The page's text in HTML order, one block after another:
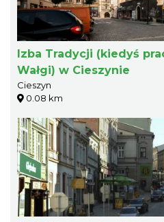
Izba Tradycji (kiedyś
Wałgi) w Cieszynie
Cieszyn
0.08 km